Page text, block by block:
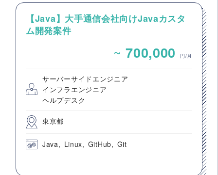
【Java】大手通信会社向けJavaカスタ
ム開発案件
~ 700,000 円/月
サーバーサイドエンジニア
インフラエンジニア
ヘルプデスク
東京都
Java Linux GitHub Git